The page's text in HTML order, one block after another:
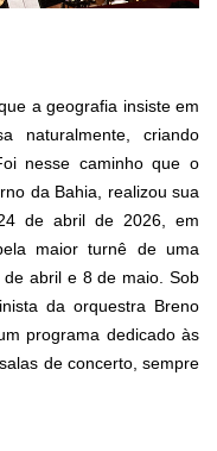
a geografia insiste em
naturalmente, criando
nesse caminho que o
da Bahia, realizou sua
de abril de 2026, em
maior turnê de uma
abril e 8 de maio. Sob
da orquestra Breno
programa dedicado às
de concerto, sempre